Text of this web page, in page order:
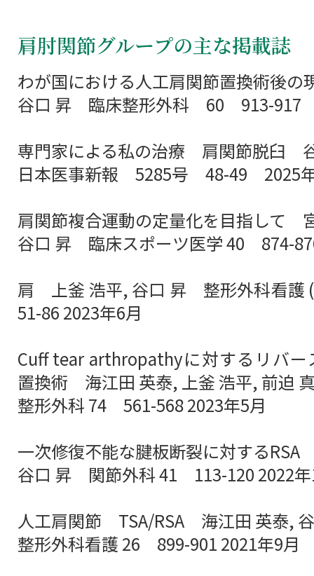
肩肘関節グループの主な掲載誌
わが国における人工肩関節置換術後の
谷口 昇 臨床整形外科 60 913-917
専門家による私の治療 肩関節脱臼
日本医事新報 5285号 48-49 2025
肩関節複合運動の定量化を目指して
谷口 昇 臨床スポーツ医学 40 874-
肩 上釜 浩平, 谷口 昇 整形外科看護 (
51-86 2023年6月
Cuff tear arthropathyに対するリバー
置換術 海江田 英泰, 上釜 浩平, 前迫
整形外科 74 561-568 2023年5月
一次修復不能な腱板断裂に対する
谷口 昇 関節外科 41 113-120 2022年
人工肩関節 TSA/RSA 海江田 英泰,
整形外科看護 26 899-901 2021年9月